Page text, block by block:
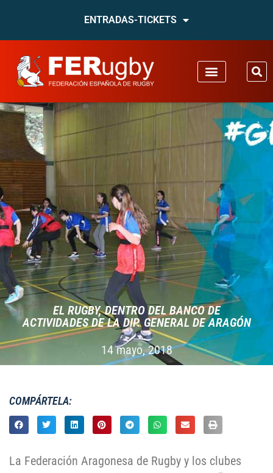
ENTRADAS-TICKETS
EL RUGBY, DENTRO DEL BANCO DE
ACTIVIDADES DE LA DIP. GENERAL DE ARAGÓN
14 mayo, 2018
COMPÁRTELA:
La Federación Aragonesa de Rugby y los clubes